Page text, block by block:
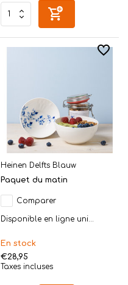
Heinen Delfts Blauw
Paquet du matin
Comparer
Disponible en ligne uni...
En stock
€28,95
Taxes incluses